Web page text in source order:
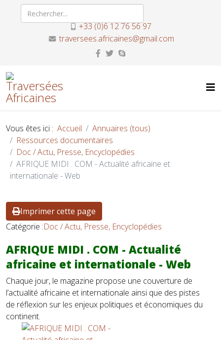
+33 (0)6 12 76 56 97
traversees.africaines@gmail.com
Vous êtes ici : Accueil
Annuaires (tous)
Ressources documentaires
Doc / Actu, Presse, Encyclopédies
AFRIQUE MIDI . COM - Actualité africaine et
internationale - Web
Imprimer cette page
Catégorie :Doc / Actu, Presse, Encyclopédies
AFRIQUE MIDI . COM - Actualité
africaine et internationale - Web
Chaque jour, le magazine propose une couverture de
l’actualité africaine et internationale ainsi que des pistes
de réflexion sur les enjeux politiques et économiques du
continent.